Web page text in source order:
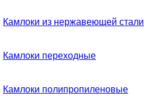
Камлоки из нержавеющей стали
Камлоки переходные
Камлоки полипропиленовые